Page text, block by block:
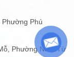
Phú
Phường Nam Từ